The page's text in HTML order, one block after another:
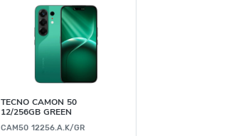
TECNO CAMON 50
12/256GB GREEN
CAM50 12256.A.K/GR